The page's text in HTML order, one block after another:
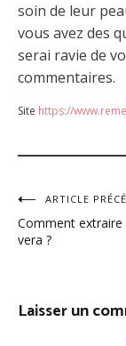
soin de leur
vous avez des
serai ravie de
commentaires.
Site https://
Navigation
de
ARTICLE
Comment extraire
vera ?
Laisser un